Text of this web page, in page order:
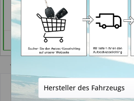
Händlerprofil
Autoschlüssel ohne Funk